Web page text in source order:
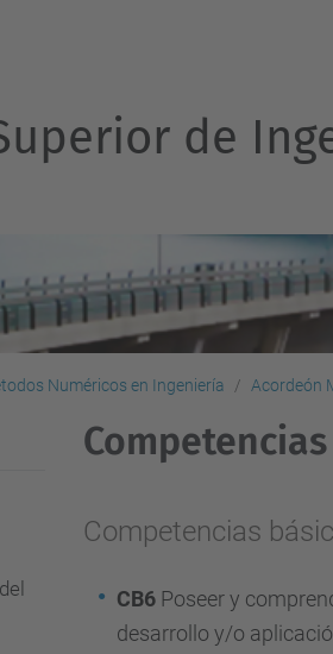
de
Numéricos en Ingeniería Acordeón
Competencias
Competencias
CB6 Poseer y
desarrollo y/o